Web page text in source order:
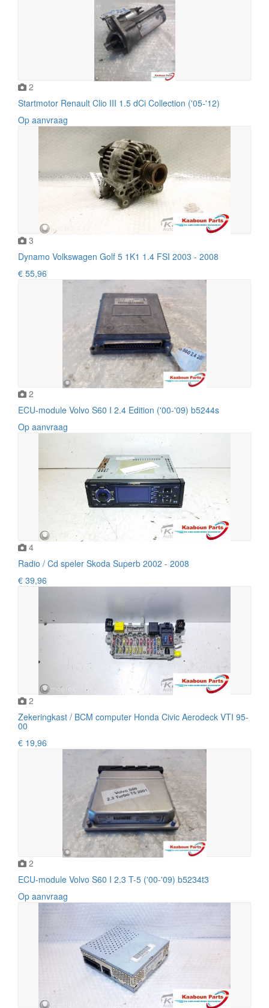
2
Startmotor Renault Clio III 1.5 dCi Collection ('05-'12)
Op aanvraag
3
Dynamo Volkswagen Golf 5 1K1 1.4 FSI 2003 - 2008
€ 55,96
2
ECU-module Volvo S60 I 2.4 Edition ('00-'09) b5244s
Op aanvraag
4
Radio / Cd speler Skoda Superb 2002 - 2008
€ 39,96
2
Zekeringkast / BCM computer Honda Civic Aerodeck VTI 95-
00
€ 19,96
2
ECU-module Volvo S60 I 2.3 T-5 ('00-'09) b5234t3
Op aanvraag